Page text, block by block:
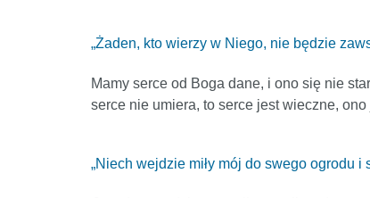
„Żaden, kto wierzy w Niego, nie będzie
Mamy serce od Boga dane, i ono się nie
serce nie umiera, to serce jest wieczne,
„Niech wejdzie miły mój do swego ogrodu